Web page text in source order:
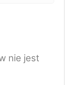
nie jest